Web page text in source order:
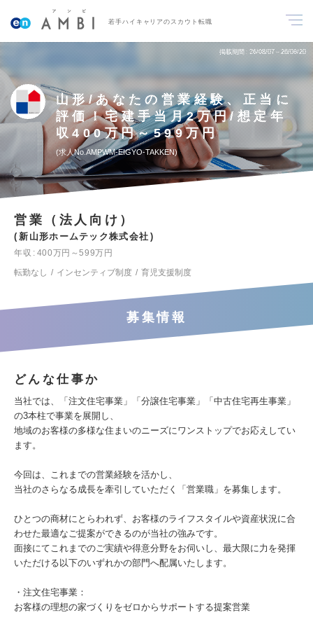
若手ハイキャリアのスカウト転職
掲載期間 26/08/07～26/08/20
山形/あなたの営業経験、正当に
評価！宅建手当月2万円/想定年
収400万円～599万円
求人No.AMPWM-EIGYO-TAKKEN
営業（法人向け）
新山形ホームテック株式会社
年収
400万円～599万円
転勤なし
インセンティブ制度 育児支援制度
募集情報
どんな仕事か
当社では、「注文住宅事業」「分譲住宅事業」「中古住宅再生事業」
の3本柱で事業を展開し、
地域のお客様の多様な住まいのニーズにワンストップでお応えしてい
ます。
今回は、これまでの営業経験を活かし、
当社のさらなる成長を牽引していただく「営業職」を募集します。
ひとつの商材にとらわれず、お客様のライフスタイルや資産状況に合
わせた最適なご提案ができるのが当社の強みです。
面接にてこれまでのご実績や得意分野をお伺いし、最大限に力を発揮
いただける以下のいずれかの部門へ配属いたします。
・注文住宅事業：
お客様の理想の家づくりをゼロからサポートする提案営業